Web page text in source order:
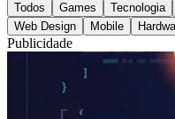
Todos Games Tecnologia
Web Design
Mobile
Publicidade